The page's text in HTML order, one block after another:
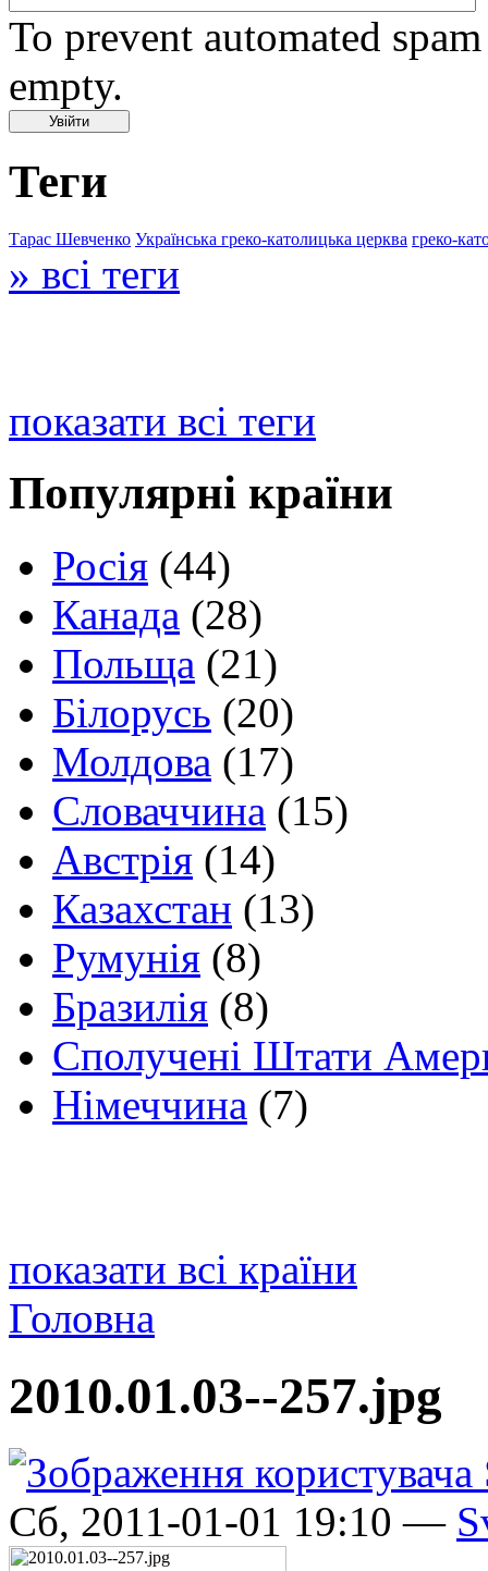
To prevent automated
empty.
Теги
Тарас Шевченко Українська греко-католицька церква греко-
» всі теги
показати всі теги
Популярні країни
Росія (44)
Канада (28)
Польща (21)
Білорусь (20)
Молдова (17)
Словаччина (15)
Австрія (14)
Казахстан (13)
Румунія (8)
Бразилія (8)
Сполучені Штати
Німеччина (7)
показати всі країни
Головна
2010.01.03--257.jpg
Сб, 2011-01-01 19:10 —